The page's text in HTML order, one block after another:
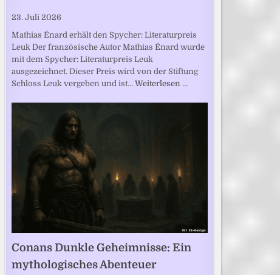
23. Juli 2026
Mathias Énard erhält den Spycher: Literaturpreis
Leuk Der französische Autor Mathias Énard wurde
mit dem Spycher: Literaturpreis Leuk
ausgezeichnet. Dieser Preis wird von der Stiftung
Schloss Leuk vergeben und ist… Weiterlesen …
Conans Dunkle Geheimnisse: Ein
mythologisches Abenteuer